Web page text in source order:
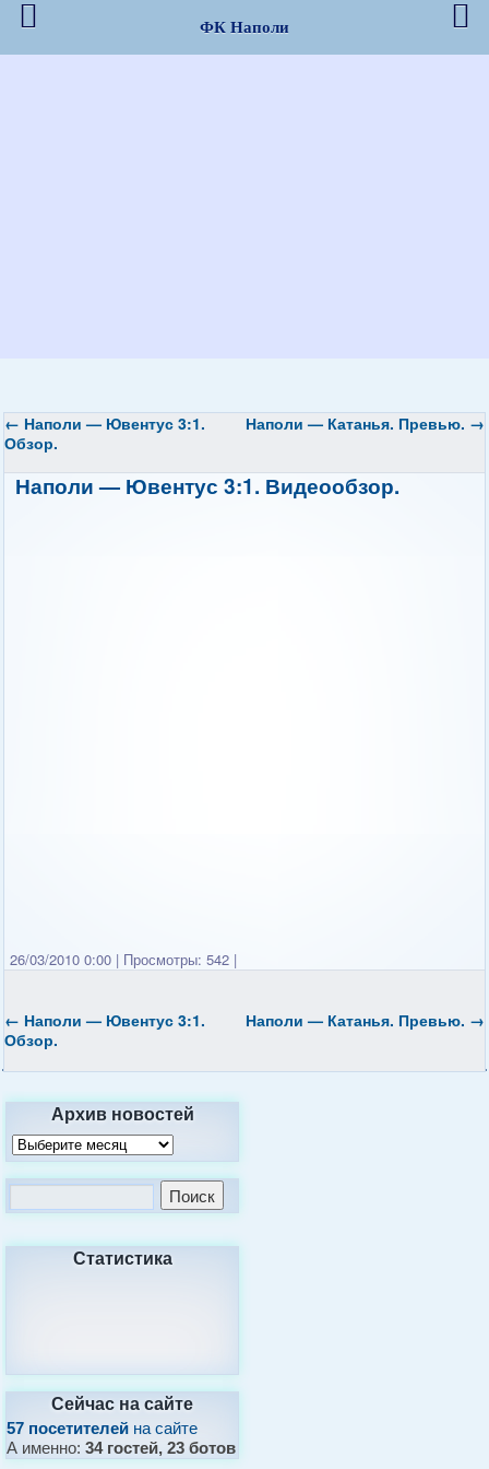
← Наполи — Ювентус 3:1.
Обзор.
Наполи — Катанья. Превью. →
Наполи — Ювентус 3:1. Видеообзор.
26/03/2010 0:00 | Просмотры: 542 |
← Наполи — Ювентус 3:1.
Обзор.
Наполи — Катанья. Превью. →
Архив новостей
Статистика
Сейчас на сайте
57 посетителей на сайте
А именно:34 гостей, 23 ботов
ФК Наполи